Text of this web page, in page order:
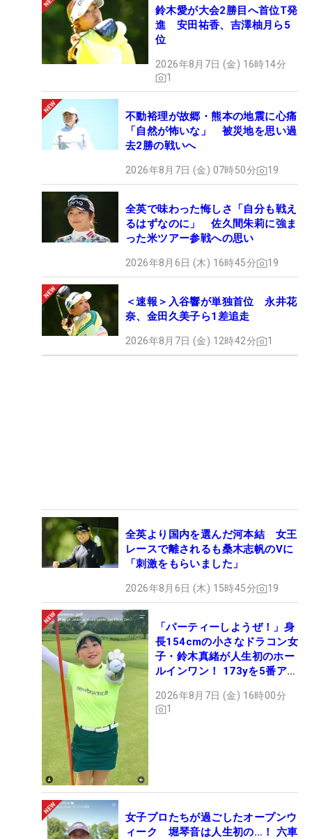
鈴木愛が大会2勝目へ首位T発
進 安田祐香、吉澤柚月ら5
位
2026年8月7日 (金) 16時14分
1
不動裕理が故郷・熊本の地震に心痛
「自然が怖いな」 被災地を思い過
去2勝の戦いへ
2026年8月7日 (金) 07時50分 19
全英で味わった悔しさ「自分も戦え
るはずなのに」 佐久間朱莉に強ま
った米ツアー参戦への思い
2026年8月6日 (木) 16時45分 19
＜速報＞入谷響が単独首位 永井花
奈、金田久美子ら1差追走
2026年8月7日 (金) 12時42分 1
全英より国内を選んだ河本結 女王
レースで離されるも桑木志帆のVに
「刺激をもらいました」
2026年8月6日 (木) 15時45分 19
「パーティーしようぜ！」身
長154cmの小さなドラコン女
子・鈴木真緒が人生初のホー
ルインワン！ 173yを5番アイ
2026年8月7日 (金) 16時00分
1
女子プロたちが過ごしたオープンウ
ィーク 堀琴音は人生初の…！ 六車